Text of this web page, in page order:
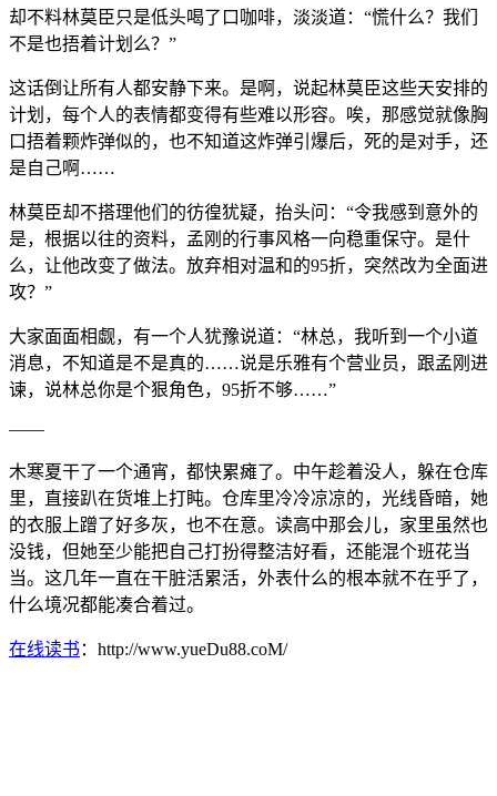
却不料林莫臣只是低头喝了口咖啡，淡淡道：“慌什么？我们
不是也捂着计划么？”
这话倒让所有人都安静下来。是啊，说起林莫臣这些天安排的
计划，每个人的表情都变得有些难以形容。唉，那感觉就像胸
口捂着颗炸弹似的，也不知道这炸弹引爆后，死的是对手，还
是自己啊……
林莫臣却不搭理他们的彷徨犹疑，抬头问：“令我感到意外的
是，根据以往的资料，孟刚的行事风格一向稳重保守。是什
么，让他改变了做法。放弃相对温和的95折，突然改为全面进
攻？”
大家面面相觑，有一个人犹豫说道：“林总，我听到一个小道
消息，不知道是不是真的……说是乐雅有个营业员，跟孟刚进
谏，说林总你是个狠角色，95折不够……”
——
木寒夏干了一个通宵，都快累瘫了。中午趁着没人，躲在仓库
里，直接趴在货堆上打盹。仓库里冷冷凉凉的，光线昏暗，她
的衣服上蹭了好多灰，也不在意。读高中那会儿，家里虽然也
没钱，但她至少能把自己打扮得整洁好看，还能混个班花当
当。这几年一直在干脏活累活，外表什么的根本就不在乎了，
什么境况都能凑合着过。
在线读书 ：http://www.yueDu88.coM/